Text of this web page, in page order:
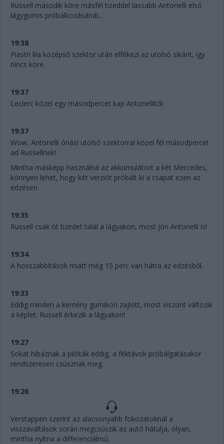
Russell második köre másfél tizeddel lassabb Antonelli első
lágygumis próbálkozásánál...
19:38
Piastri lila középső szektor után elfékezi az utolsó sikánt, így
nincs köre.
19:37
Leclerc közel egy másodpercet kap Antonellitől.
19:37
Wow, Antonelli óriási utolsó szektorral közel fél másodpercet
ad Russellnek!
Mintha másképp használná az akkumulátort a két Mercedes,
könnyen lehet, hogy két verziót próbált ki a csapat ezen az
edzésen.
19:35
Russell csak öt tizedet talál a lágyakon, most jön Antonelli is!
19:34
A hosszabbítások miatt még 15 perc van hátra az edzésből.
19:33
Eddig minden a kemény gumikon zajlott, most viszont változik
a képlet: Russell érkezik a lágyakon!
19:27
Sokat hibáznak a pilóták eddig, a féktávok próbálgatásakor
rendszeresen csúsznak meg.
19:26
Verstappen szerint az alacsonyabb fokozatoknál a
visszaváltások során megcsúszik az autó hátulja, olyan,
mintha nyitna a differenciálmű.